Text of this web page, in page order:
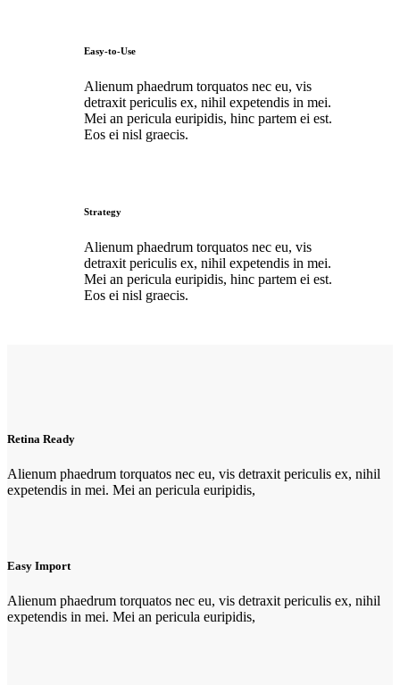
Easy-to-Use
Alienum phaedrum torquatos nec eu, vis
detraxit periculis ex, nihil expetendis in mei.
Mei an pericula euripidis, hinc partem ei est.
Eos ei nisl graecis.
Strategy
Alienum phaedrum torquatos nec eu, vis
detraxit periculis ex, nihil expetendis in mei.
Mei an pericula euripidis, hinc partem ei est.
Eos ei nisl graecis.
Retina Ready
Alienum phaedrum torquatos nec eu, vis detraxit periculis ex, nihil
expetendis in mei. Mei an pericula euripidis,
Easy Import
Alienum phaedrum torquatos nec eu, vis detraxit periculis ex, nihil
expetendis in mei. Mei an pericula euripidis,